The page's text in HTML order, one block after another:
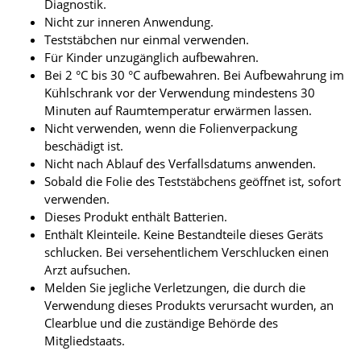
Diagnostik.
Nicht zur inneren Anwendung.
Teststäbchen nur einmal verwenden.
Für Kinder unzugänglich aufbewahren.
Bei 2 °C bis 30 °C aufbewahren. Bei Aufbewahrung im
Kühlschrank vor der Verwendung mindestens 30
Minuten auf Raumtemperatur erwärmen lassen.
Nicht verwenden, wenn die Folienverpackung
beschädigt ist.
Nicht nach Ablauf des Verfallsdatums anwenden.
Sobald die Folie des Teststäbchens geöffnet ist, sofort
verwenden.
Dieses Produkt enthält Batterien.
Enthält Kleinteile. Keine Bestandteile dieses Geräts
schlucken. Bei versehentlichem Verschlucken einen
Arzt aufsuchen.
Melden Sie jegliche Verletzungen, die durch die
Verwendung dieses Produkts verursacht wurden, an
Clearblue und die zuständige Behörde des
Mitgliedstaats.